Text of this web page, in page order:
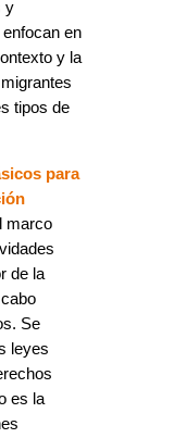
y
en
y la
tipos de
para
marco
de la
Se
leyes
es la